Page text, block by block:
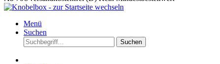
Menü
Suchen
Suchen